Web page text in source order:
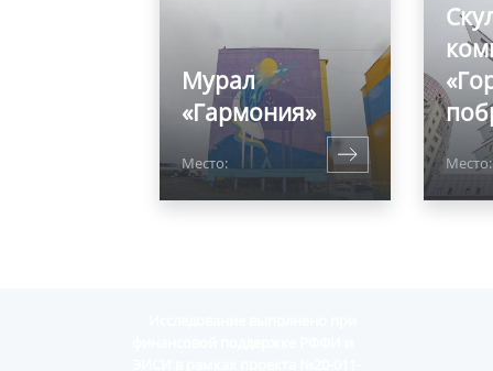
Мурал
«Гармония»
Место: Место: